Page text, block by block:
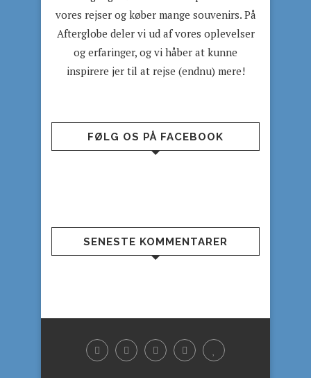
vores rejser og køber mange souvenirs. På
Afterglobe deler vi ud af vores oplevelser
og erfaringer, og vi håber at kunne
inspirere jer til at rejse (endnu) mere!
FØLG OS PÅ FACEBOOK
SENESTE KOMMENTARER